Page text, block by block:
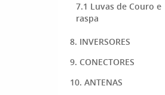
7.1 Luvas de Couro e
raspa
8. INVERSORES
9. CONECTORES
10. ANTENAS